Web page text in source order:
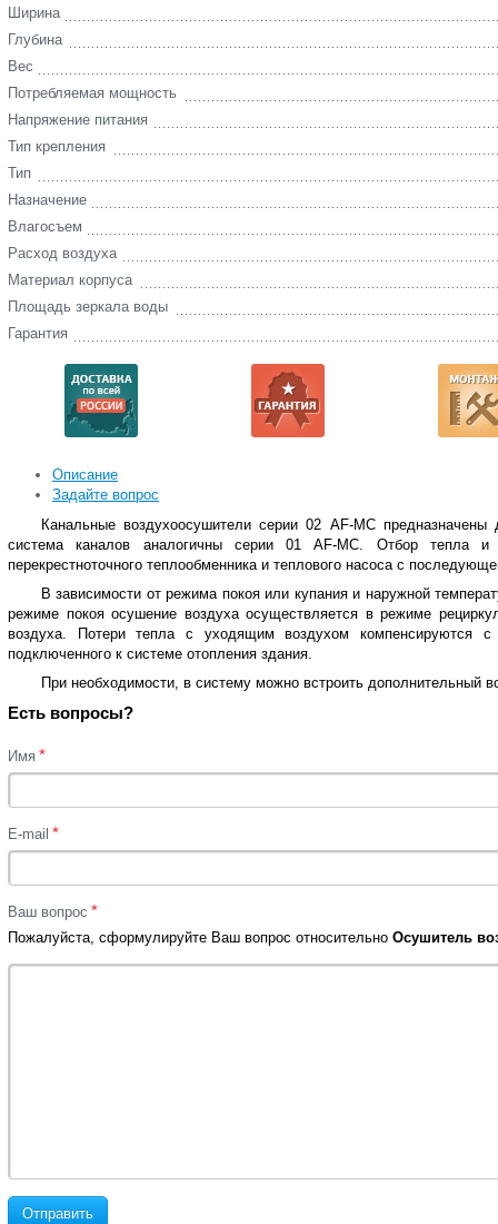
Ширина
Глубина
Вес
Потребляемая мощность
Напряжение питания
Тип крепления
Тип
Назначение
Влагосъем
Расход воздуха
Материал корпуса
Площадь зеркала воды
Гарантия
Описание
Задайте вопрос
Канальные воздухоосушители серии 02 AF-MC
система каналов аналогичны серии 01 AF-MC. Отбор тепла и
перекрестноточного теплообменника и теплового насоса с
В зависимости от режима покоя или купания и наружной
режиме покоя осушение воздуха осуществляется в режиме
воздуха. Потери тепла c уходящим воздухом компенсируются
подключенного к системе отопления здания.
При необходимости, в систему можно встроить дополнительный
Есть вопросы?
Имя *
E-mail *
Ваш вопрос *
Пожалуйста, сформулируйте Ваш вопрос относительно Осушитель
Отправить